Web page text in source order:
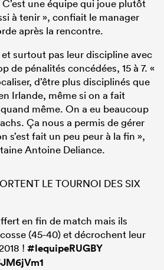
une équipe qui joue plutôt
à tenir », confiait le manager
après la rencontre.
et surtout pas leur discipline avec
de pénalités concédées, 15 à 7. «
d’être plus disciplinés que
Irlande, même si on a fait
même. On a eu beaucoup
Ça nous a permis de gérer
s’est fait un peu peur à la fin »,
Antoine Deliance.
LE TOURNOI DES SIX
en fin de match mais ils
(45-40) et décrochent leur
! #lequipeRUGBY